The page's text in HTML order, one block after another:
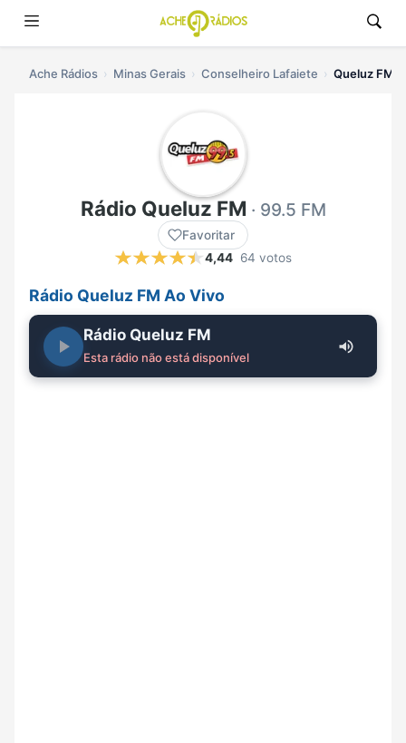
Ache Rádios Minas Gerais Conselheiro Lafaiete Queluz FM
Rádio Queluz FM · 99.5 FM
Favoritar
4,44 64 votos
Rádio Queluz FM Ao Vivo
Rádio Queluz FM
Esta rádio não está disponível